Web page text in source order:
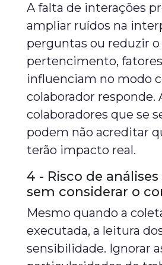
A falta de interações
ampliar ruídos na
perguntas ou reduzir o
pertencimento,
influenciam no modo
colaborador responde.
colaboradores que se
podem não acreditar
terão impacto real.
4 - Risco de
sem considerar o
Mesmo quando a
executada, a leitura
sensibilidade. Ignorar